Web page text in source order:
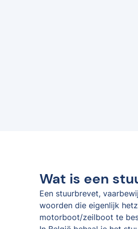
Wat is een
Een stuurbrevet,
woorden die eigenlijk
motorboot/zeilboot te